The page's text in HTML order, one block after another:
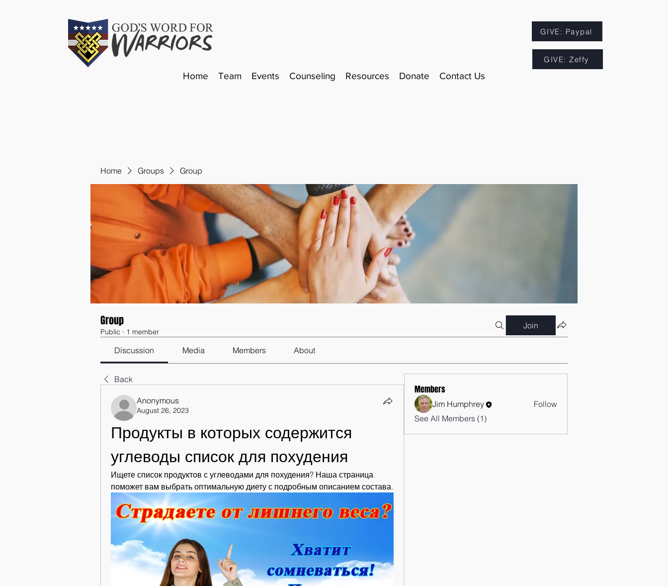
GIVE: Paypal
GIVE: Zeffy
Home Team Events Counseling Resources Donate Contact Us
Home Groups Group
Group
Public · 1 member
Join
Discussion Media Members About
Back
Anonymous
August 26, 2023
Продукты в которых содержится
углеводы список для похудения
Ищете список продуктов с углеводами для похудения? Наша страница
поможет вам выбрать оптимальную диету с подробным описанием состава.
Members
Jim Humphrey
Follow
See All Members (1)